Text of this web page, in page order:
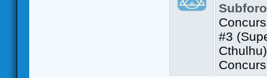
#3
Cthulhu)